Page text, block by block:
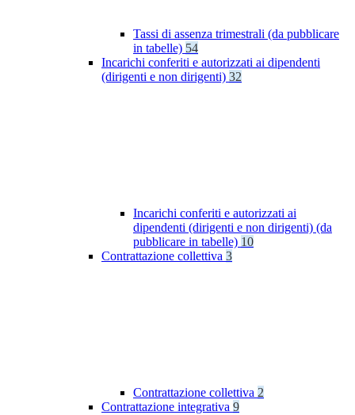
Tassi di assenza trimestrali (da pubblicare
in tabelle) 54
Incarichi conferiti e autorizzati ai dipendenti
(dirigenti e non dirigenti) 32
Incarichi conferiti e autorizzati ai
dipendenti (dirigenti e non dirigenti) (da
pubblicare in tabelle) 10
Contrattazione collettiva 3
Contrattazione collettiva 2
Contrattazione integrativa 9